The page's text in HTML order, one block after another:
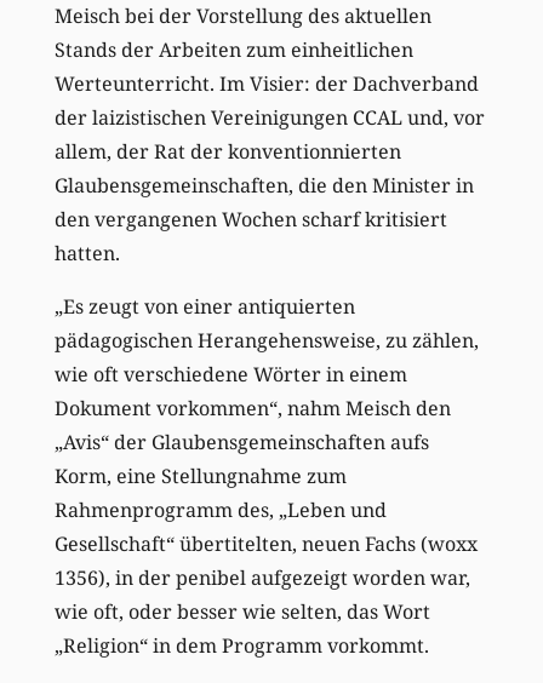
Meisch bei der Vorstellung des aktuellen
Stands der Arbeiten zum einheitlichen
Werteunterricht. Im Visier: der Dachverband
der laizistischen Vereinigungen CCAL und, vor
allem, der Rat der konventionnierten
Glaubensgemeinschaften, die den Minister in
den vergangenen Wochen scharf kritisiert
hatten.
„Es zeugt von einer antiquierten
pädagogischen Herangehensweise, zu zählen,
wie oft verschiedene Wörter in einem
Dokument vorkommen“, nahm Meisch den
„Avis“ der Glaubensgemeinschaften aufs
Korm, eine Stellungnahme zum
Rahmenprogramm des, „Leben und
Gesellschaft“ übertitelten, neuen Fachs (woxx
1356), in der penibel aufgezeigt worden war,
wie oft, oder besser wie selten, das Wort
„Religion“ in dem Programm vorkommt.